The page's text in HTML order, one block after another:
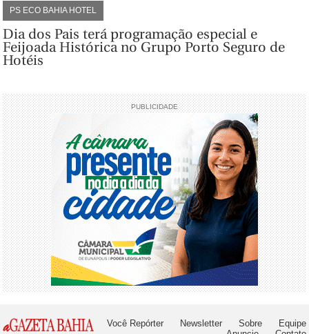
PS ECO BAHIA HOTEL
Dia dos Pais terá programação especial e
Feijoada Histórica no Grupo Porto Seguro de
Hotéis
PUBLICIDADE
Você Repórter Newsletter Sobre
Equipe